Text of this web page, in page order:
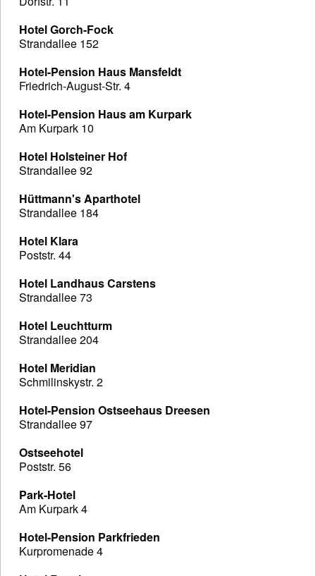
Hotel Gorch-Fock
Strandallee 152
Hotel-Pension Haus Mansfeldt
Friedrich-August-Str. 4
Hotel-Pension Haus am Kurpark
Am Kurpark 10
Hotel Holsteiner Hof
Strandallee 92
Hüttmann's Aparthotel
Strandallee 184
Hotel Klara
Poststr. 44
Hotel Landhaus Carstens
Strandallee 73
Hotel Leuchtturm
Strandallee 204
Hotel Meridian
Schmilinskystr. 2
Hotel-Pension Ostseehaus Dreesen
Strandallee 97
Ostseehotel
Poststr. 56
Park-Hotel
Am Kurpark 4
Hotel-Pension Parkfrieden
Kurpromenade 4